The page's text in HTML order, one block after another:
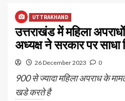
UTTRAKHAND
उत्तराखंड में महिला
अध्यक्ष ने सरकार पर साधा
26 December 2023 0
900 से ज्यादा महिला अपराध के
खडे करते है